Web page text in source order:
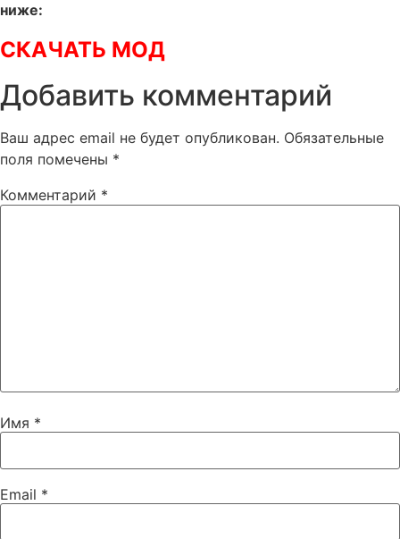
ниже:
СКАЧАТЬ МОД
Добавить комментарий
Ваш адрес email не будет опубликован. Обязательные
поля помечены *
Комментарий *
Имя *
Email *